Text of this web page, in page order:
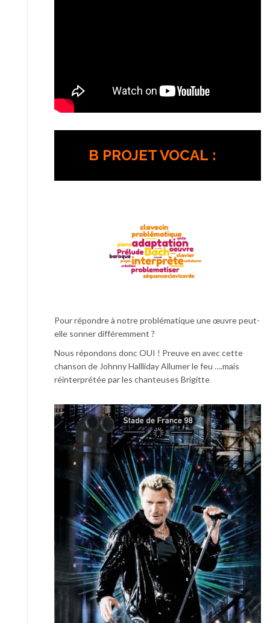
B PROJET VOCAL :
Pour répondre à notre problématique une œuvre peut-
elle sonner différemment ?
Nous répondons donc OUI ! Preuve en avec cette
chanson de Johnny Hallliday Allumer le feu ….mais
réinterprétée par les chanteuses Brigitte